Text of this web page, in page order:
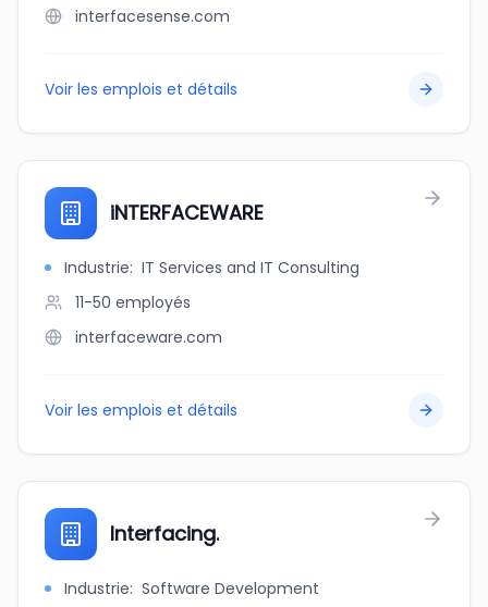
interfacesense.com
Voir les emplois et détails
iNTERFACEWARE
Industrie: IT Services and IT Consulting
11-50 employés
interfaceware.com
Voir les emplois et détails
Interfacing.
Industrie: Software Development